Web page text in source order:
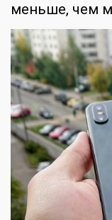
меньше, чем